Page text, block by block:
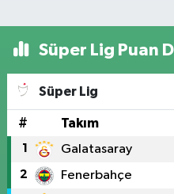
Süper Lig Puan
Süper Lig
# Takım
1 Galatasaray
2 Fenerbahçe